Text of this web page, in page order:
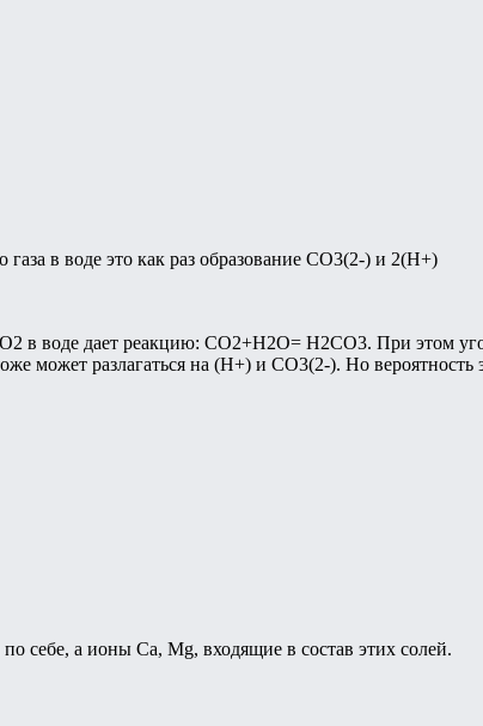
газа в воде это как раз образование CO3(2-) и 2(H+)
в воде дает реакцию: CO2+H2O= H2CO3. При этом
может разлагаться на (H+) и CO3(2-). Но
себе, а ионы Ca, Mg, входящие в состав этих солей.